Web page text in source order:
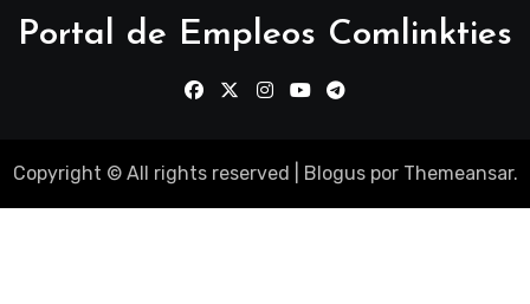
Portal de Empleos Comlinkties
Copyright © All rights reserved Bloguspor Themeansar.